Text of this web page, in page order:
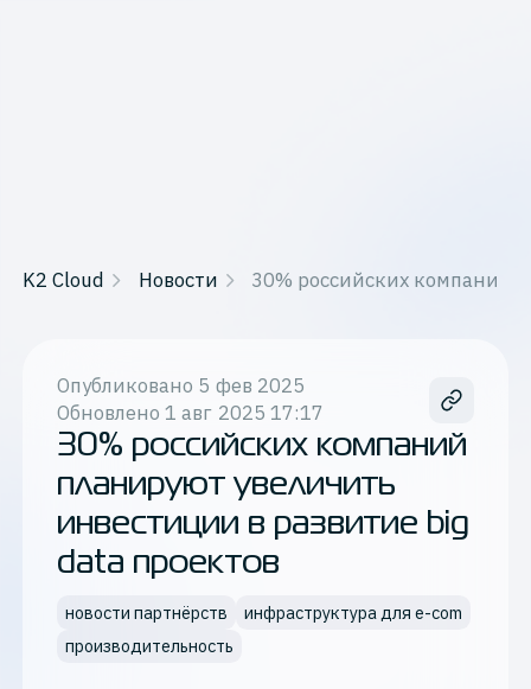
K2 Cloud Новости 30% российских компаний
Опубликовано 5 фев 2025
Обновлено 1 авг 2025 17:17
30% российских компаний
планируют увеличить
инвестиции в развитие big
data проектов
новости партнёрств
инфраструктура для e-com
производительность